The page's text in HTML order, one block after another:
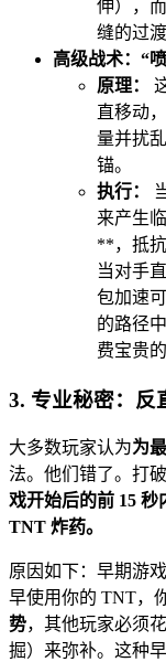
伸），
缝的过
高级战术：“
原理：
直移动
量并扰
锚。
执行：
来产生
**，抵
当对手
包加速
的路径
费宝贵
3. 专业秘密：反
大多数玩家认为为
法。他们错了。打
戏开始后的前 15
TNT 炸药。
原因如下：早期游
早使用你的 TNT，
势，其他玩家必须
掘）来弥补。这种